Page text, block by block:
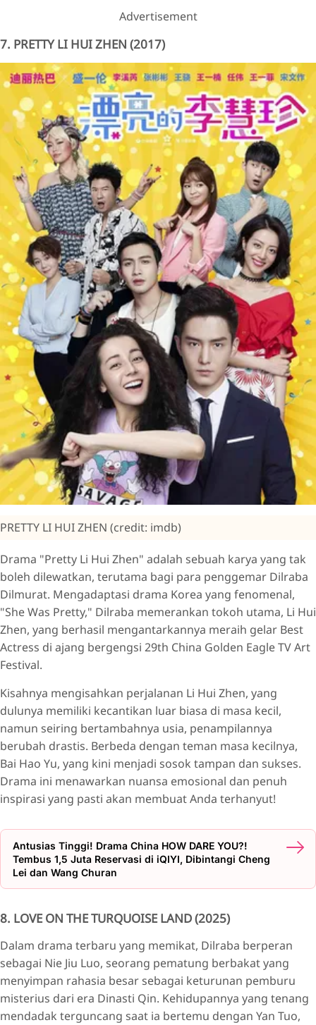
Advertisement
7. PRETTY LI HUI ZHEN (2017)
PRETTY LI HUI ZHEN (credit: imdb)
Drama "Pretty Li Hui Zhen" adalah sebuah karya yang tak
boleh dilewatkan, terutama bagi para penggemar Dilraba
Dilmurat. Mengadaptasi drama Korea yang fenomenal,
"She Was Pretty," Dilraba memerankan tokoh utama, Li Hui
Zhen, yang berhasil mengantarkannya meraih gelar Best
Actress di ajang bergengsi 29th China Golden Eagle TV Art
Festival.
Kisahnya mengisahkan perjalanan Li Hui Zhen, yang
dulunya memiliki kecantikan luar biasa di masa kecil,
namun seiring bertambahnya usia, penampilannya
berubah drastis. Berbeda dengan teman masa kecilnya,
Bai Hao Yu, yang kini menjadi sosok tampan dan sukses.
Drama ini menawarkan nuansa emosional dan penuh
inspirasi yang pasti akan membuat Anda terhanyut!
Antusias Tinggi! Drama China HOW DARE YOU?!
Tembus 1,5 Juta Reservasi di iQIYI, Dibintangi Cheng
Lei dan Wang Churan
8. LOVE ON THE TURQUOISE LAND (2025)
Dalam drama terbaru yang memikat, Dilraba berperan
sebagai Nie Jiu Luo, seorang pematung berbakat yang
menyimpan rahasia besar sebagai keturunan pemburu
misterius dari era Dinasti Qin. Kehidupannya yang tenang
mendadak terguncang saat ia bertemu dengan Yan Tuo,